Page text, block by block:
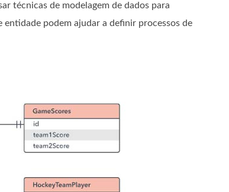
técnicas de modelagem de dados para
podem ajudar a definir processos de